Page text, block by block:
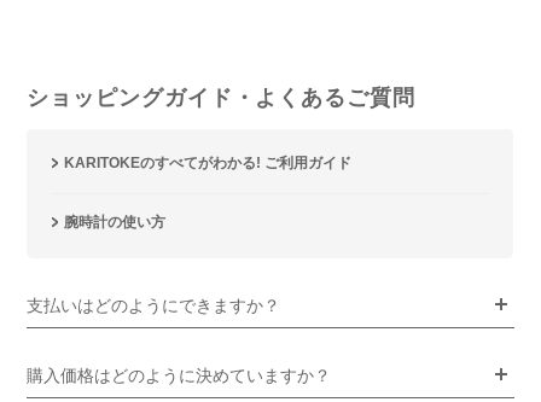
ショッピングガイド・よくあるご質問
KARITOKEのすべてがわかる! ご利用ガイド
腕時計の使い方
支払いはどのようにできますか？
購入価格はどのように決めていますか？